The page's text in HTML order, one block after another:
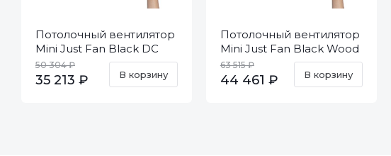
Потолочный вентилятор
Mini Just Fan Black DC
33424
50 304 ₽
35 213 ₽ В корзину
Потолочный вентилятор
Mini Just Fan Black Wood
DC 33425
63 515 ₽
44 461 ₽ В корзину